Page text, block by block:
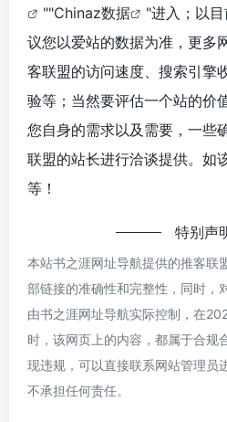
""Chinaz数据
"进入；以
议您以爱站的数据为准，更多
客联盟的访问速度、搜索引擎
验等；当然要评估一个站的价
您自身的需求以及需要，一些
联盟的站长进行洽谈提供。如
等！
特别声
本站书之涯网址导航提供的推客联
部链接的准确性和完整性，同时，
由书之涯网址导航实际控制，在
时，该网页上的内容，都属于合规
现违规，可以直接联系网站管理员
不承担任何责任。